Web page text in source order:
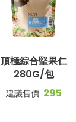
頂極綜合堅果仁
280G/包
建議售價: 295